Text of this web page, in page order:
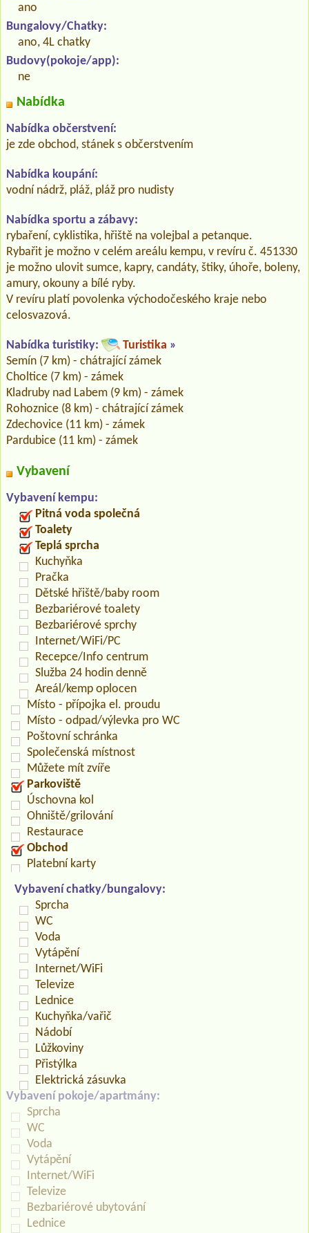
ano
Bungalovy/Chatky:
ano, 4L chatky
Budovy(pokoje/app):
ne
Nabídka
Nabídka občerstvení:
je zde obchod, stánek s občerstvením
Nabídka koupání:
vodní nádrž, pláž, pláž pro nudisty
Nabídka sportu a zábavy:
rybaření, cyklistika, hřiště na volejbal a petanque.
Rybařit je možno v celém areálu kempu, v revíru č. 451330
je možno ulovit sumce, kapry, candáty, štiky, úhoře, boleny,
amury, okouny a bílé ryby.
V revíru platí povolenka východočeského kraje nebo
celosvazová.
Nabídka turistiky: Turistika »
Semín (7 km) - chátrající zámek
Choltice (7 km) - zámek
Kladruby nad Labem (9 km) - zámek
Rohoznice (8 km) - chátrající zámek
Zdechovice (11 km) - zámek
Pardubice (11 km) - zámek
Vybavení
Vybavení kempu:
Pitná voda společná
Toalety
Teplá sprcha
Kuchyňka
Pračka
Dětské hřiště/baby room
Bezbariérové toalety
Bezbariérové sprchy
Internet/WiFi/PC
Recepce/Info centrum
Služba 24 hodin denně
Areál/kemp oplocen
Místo - přípojka el. proudu
Místo - odpad/výlevka pro WC
Poštovní schránka
Společenská místnost
Můžete mít zvíře
Parkoviště
Úschovna kol
Ohniště/grilování
Restaurace
Obchod
Platební karty
Vybavení chatky/bungalovy:
Sprcha
WC
Voda
Vytápění
Internet/WiFi
Televize
Lednice
Kuchyňka/vařič
Nádobí
Lůžkoviny
Přistýlka
Elektrická zásuvka
Vybavení pokoje/apartmány:
Sprcha
WC
Voda
Vytápění
Internet/WiFi
Televize
Bezbariérové ubytování
Lednice